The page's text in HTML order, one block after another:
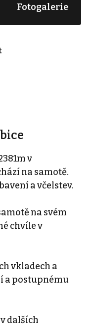
Fotogalerie
v
na samotě.
a včelstev.
na svém
chvíle v
vkladech a
a postupnému
dalších